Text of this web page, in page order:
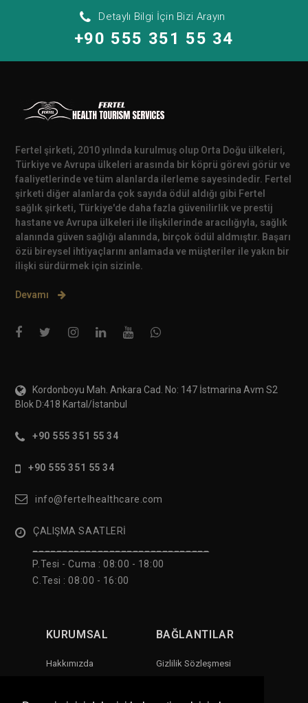
Detaylı Bilgi İçin Bizi Arayın
+90 555 351 55 34
Fertel şirketi, 2010 yılında kurulmuş olup Orta Doğu ülkeleri,
Türkiye ve Avrupa ülkeleri arasında bir köprü görevi görür ve
faaliyetlerinde ve tüm alanlarda ilerleme sayesindedir. Fertel
şirketi diğer alanlarda çok sayıda ödül aldığı gibi Fertel
sağlık şirketi, Türkiye'de daha fazla güvenilirlik ve prestij
hastane ve Avrupa ülkeleri ile ilişkilerinde aracılığıyla, sağlık
alanında güven sağlığı alanında, birçok ödül aldmıştır. Başarı
özü bireysel ihtiyaçlarını anlamada ve müşteriler ile yakın bir
ilişki sürdürmek için sizinle.
Devamı
Kordonboyu Mah. Ankara Cad. No: 147 İstmarina Avm S2
Blok D:418 Kartal/İstanbul
+90 555 351 55 34
+90 555 351 55 34
info@fertelhealthcare.com
ÇALIŞMA SAATLERİ
P.Tesi - Cuma : 08:00 - 18:00
C.Tesi : 08:00 - 16:00
KURUMSAL
Hakkımızda
BAĞLANTILAR
Gizlilik Sözleşmesi